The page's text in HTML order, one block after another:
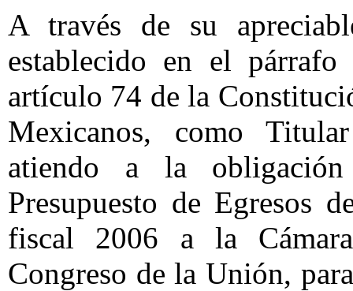
A través de su
establecido en el
artículo 74 de la
Mexicanos, como
atiendo a la
Presupuesto de Egresos
fiscal 2006 a la
Congreso de la Unión,